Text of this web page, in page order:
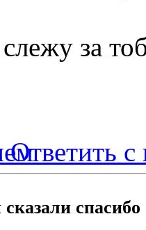
за
Ответить с
сказали